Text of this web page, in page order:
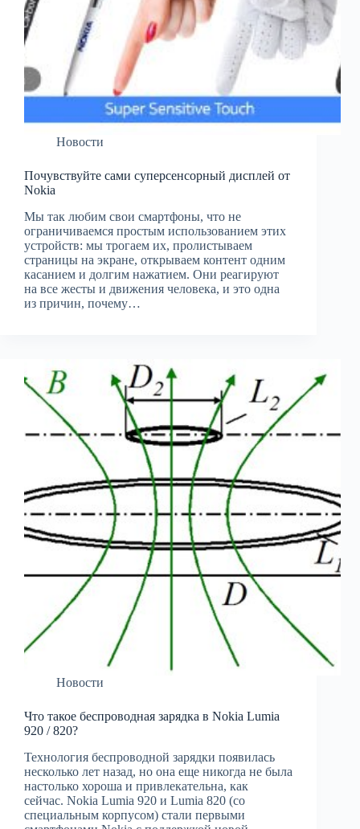
Новости
Почувствуйте сами суперсенсорный дисплей от
Nokia
Мы так любим свои смартфоны, что не
ограничиваемся простым использованием этих
устройств: мы трогаем их, пролистываем
страницы на экране, открываем контент одним
касанием и долгим нажатием. Они реагируют
на все жесты и движения человека, и это одна
из причин, почему…
Новости
Что такое беспроводная зарядка в Nokia Lumia
920 / 820?
Технология беспроводной зарядки появилась
несколько лет назад, но она еще никогда не была
настолько хороша и привлекательна, как
сейчас. Nokia Lumia 920 и Lumia 820 (со
специальным корпусом) стали первыми